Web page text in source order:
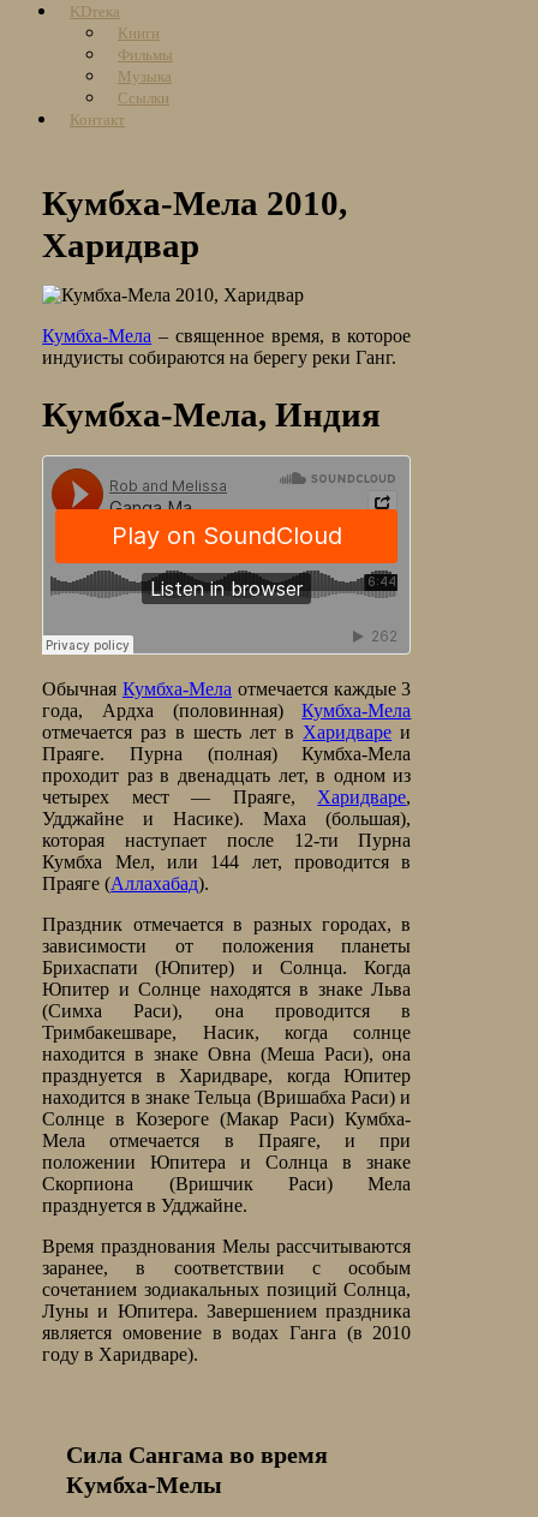
KDтека
Книги
Фильмы
Музыка
Ссылки
Контакт
Кумбха-Мела 2010,
Харидвар
Кумбха-Мела – священное время, в которое
индуисты собираются на берегу реки Ганг.
Кумбха-Мела, Индия
Обычная Кумбха-Мела отмечается каждые 3
года, Ардха (половинная)Кумбха-Мела
отмечается раз в шесть лет в Харидваре и
Праяге. Пурна (полная) Кумбха-Мела
проходит раз в двенадцать лет, в одном из
четырех мест — Праяге, Харидваре,
Удджайне и Насике). Маха (большая),
которая наступает после 12-ти Пурна
Кумбха Мел, или 144 лет, проводится в
Праяге (Аллахабад).
Праздник отмечается в разных городах, в
зависимости от положения планеты
Брихаспати (Юпитер) и Солнца. Когда
Юпитер и Солнце находятся в знаке Льва
(Симха Раси), она проводится в
Тримбакешваре, Насик, когда солнце
находится в знаке Овна (Меша Раси), она
празднуется в Харидваре, когда Юпитер
находится в знаке Тельца (Вришабха Раси) и
Солнце в Козероге (Макар Раси) Кумбха-
Мела отмечается в Праяге, и при
положении Юпитера и Солнца в знаке
Скорпиона (Вришчик Раси) Мела
празднуется в Удджайне.
Время празднования Мелы рассчитываются
заранее, в соответствии с особым
сочетанием зодиакальных позиций Солнца,
Луны и Юпитера. Завершением праздника
является омовение в водах Ганга (в 2010
году в Харидваре).
Сила Сангама во время
Кумбха-Мелы